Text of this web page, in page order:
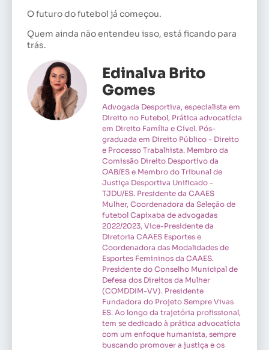
O futuro do futebol já começou.
Quem ainda não entendeu isso, está ficando para
trás.
Edinalva Brito
Gomes
Advogada Desportiva, especialista em
Direito no Futebol, Prática advocatícia
em Direito Família e Cível. Pós-
graduada em Direito Público - Direito
e Processo Trabalhista. Membro da
Comissão Direito Desportivo da
OAB/ES e Membro do Tribunal de
Justiça Desportiva Unificado -
TJDU/ES. Presidente da CAAES
Mulher, Coordenadora da Seleção de
futebol Capixaba de advogadas
2022/2023, Vice-Presidente da
Diretoria CAAES Esportes e
Coordenadora das Modalidades de
Esportes Femininos da CAAES.
Presidente do Conselho Municipal de
Defesa dos Direitos da Mulher
(COMDDIM-VV). Presidente
Fundadora do Projeto Sempre Vivas
ES. Ao longo da trajetória profissional,
tem se dedicado à prática advocatícia
com um enfoque humanista, sempre
buscando promover a justiça e os